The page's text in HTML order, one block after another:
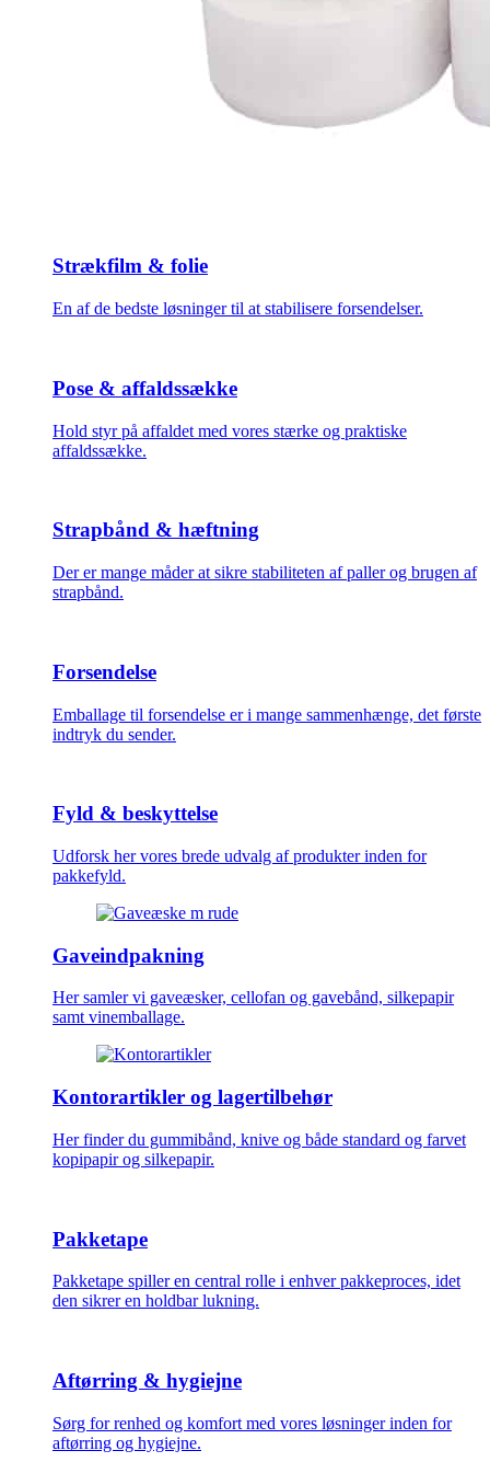
Strækfilm & folie
En af de bedste løsninger til at stabilisere forsendelser.
Pose & affaldssække
Hold styr på affaldet med vores stærke og praktiske
affaldssække.
Strapbånd & hæftning
Der er mange måder at sikre stabiliteten af paller og brugen af
strapbånd.
Forsendelse
Emballage til forsendelse er i mange sammenhænge, det første
indtryk du sender.
Fyld & beskyttelse
Udforsk her vores brede udvalg af produkter inden for
pakkefyld.
Gaveindpakning
Her samler vi gaveæsker, cellofan og gavebånd, silkepapir
samt vinemballage.
Kontorartikler og lagertilbehør
Her finder du gummibånd, knive og både standard og farvet
kopipapir og silkepapir.
Pakketape
Pakketape spiller en central rolle i enhver pakkeproces, idet
den sikrer en holdbar lukning.
Aftørring & hygiejne
Sørg for renhed og komfort med vores løsninger inden for
aftørring og hygiejne.